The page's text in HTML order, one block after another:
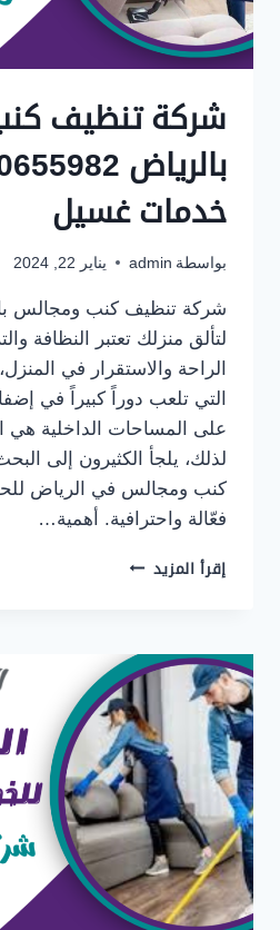
شركة تنظيف
خدمات غسيل
بواسطة admin يناير 22, 2024
شركة تنظيف كنب ومجالس
لتألق منزلك تعتبر النظافة
الراحة والاستقرار في
التي تلعب دوراً كبيراً في
على المساحات الداخلية هي
لذلك، يلجأ الكثيرون إلى
كنب ومجالس في الرياض
فعّالة واحترافية. أهمية…
إقرأ المزيد شركة
بالرياض
0500655982
افضل
خدمات
غسيل